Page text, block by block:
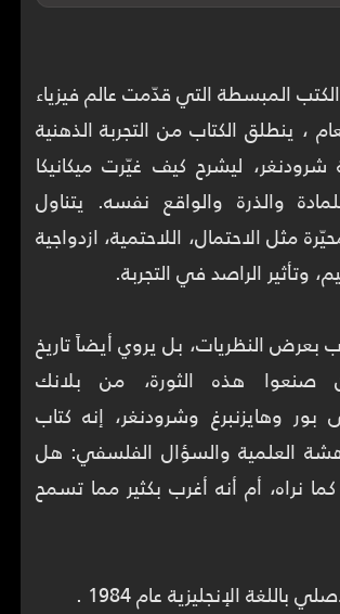
المبسطة التي قدّمت عالم فيزياء
، ينطلق الكتاب من التجربة الذهنية
ليشرح كيف غيّرت ميكانيكا
والذرة والواقع نفسه. يتناول
مثل الاحتمال، اللاحتمية، ازدواجية
بعرض النظريات، بل يروي أيضاً تاريخ
صنعوا هذه الثورة، من بلانك
بور وهايزنبرغ وشرودنغر، إنه كتاب
العلمية والسؤال الفلسفي: هل
نراه، أم أنه أغرب بكثير مما تسمح
باللغة الإنجليزية عام 1984 .